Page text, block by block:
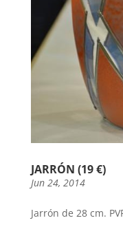
JARRÓN (19 €)
Jun 24, 2014
Jarrón de 28 cm.